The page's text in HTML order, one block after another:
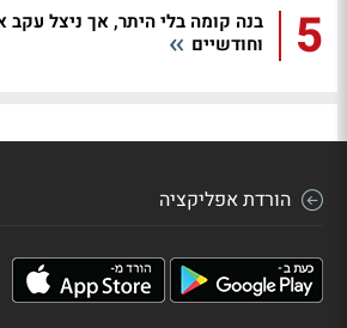
5
בנה קומה בלי היתר, אך ניצל עקב
וחודשיים
הורדת אפליקציה